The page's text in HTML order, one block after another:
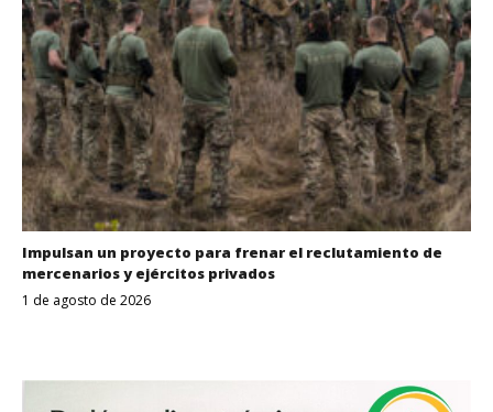
Impulsan un proyecto para frenar el reclutamiento de
mercenarios y ejércitos privados
1 de agosto de 2026